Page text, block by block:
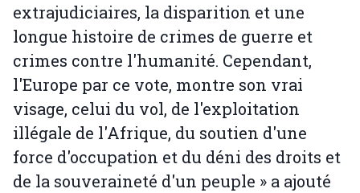
extrajudiciaires, la disparition et une
longue histoire de crimes de guerre et
crimes contre l'humanité. Cependant,
l'Europe par ce vote, montre son vrai
visage, celui du vol, de l'exploitation
illégale de l'Afrique, du soutien d'une
force d'occupation et du déni des droits et
de la souveraineté d'un peuple » a ajouté